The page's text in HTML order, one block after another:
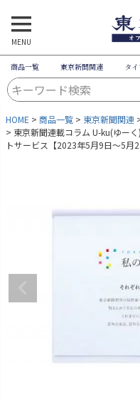
MENU
商品一覧 東京新聞関連 タ
HOME 商品一覧 東京新聞関連
東京新聞連載コラム U-ku(ゆー
トサービス【2023年5月9日～5月